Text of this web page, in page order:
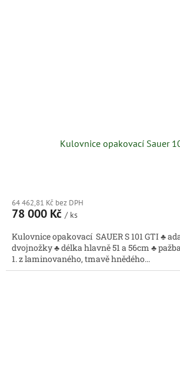
Kulovnice opakovací Sauer
64 462,81 Kč bez DPH
78 000 Kč / ks
Kulovnice opakovací SAUER S 101 GTI ♣
dvojnožky ♣ délka hlavně 51 a 56cm ♣
1. z laminovaného, tmavě hnědého...